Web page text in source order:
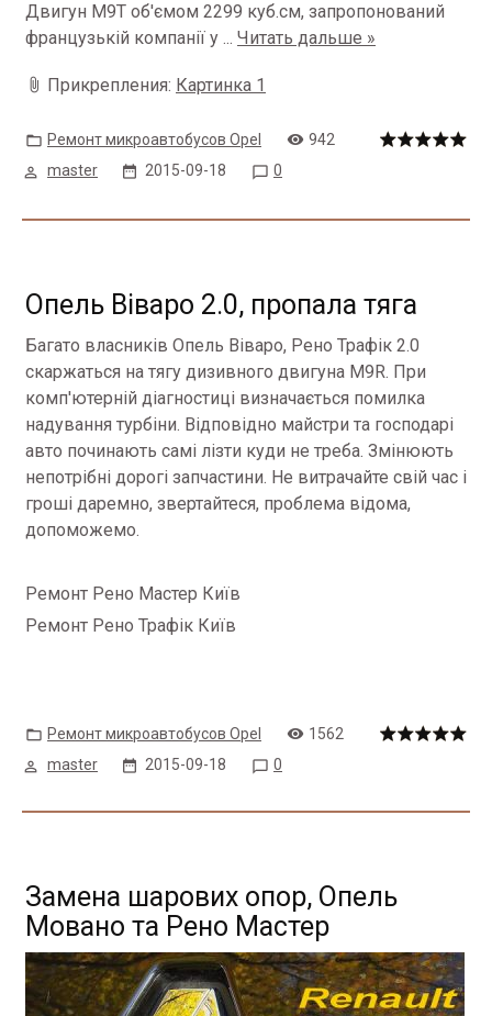
Двигун M9T об'ємом 2299 куб.см, запропонований
французькій компанії у ... Читать дальше »
Прикрепления: Картинка 1
Ремонт микроавтобусов Opel
942
master
2015-09-18 0
Опель Віваро 2.0, пропала тяга
Багато власників Опель Віваро, Рено Трафік 2.0
скаржаться на тягу дизивного двигуна M9R. При
комп'ютерній діагностиці визначається помилка
надування турбіни. Відповідно майстри та господарі
авто починають самі лізти куди не треба. Змінюють
непотрібні дорогі запчастини. Не витрачайте свій час і
гроші даремно, звертайтеся, проблема відома,
допоможемо.
Ремонт Рено Мастер Київ
Ремонт Рено Трафік Київ
Ремонт микроавтобусов Opel
1562
master
2015-09-18 0
Замена шарових опор, Опель
Мовано та Рено Мастер